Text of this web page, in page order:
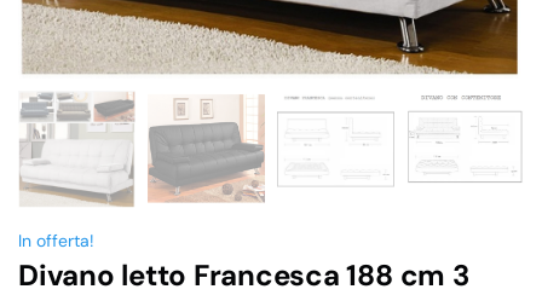
In offerta!
Divano letto Francesca 188 cm 3